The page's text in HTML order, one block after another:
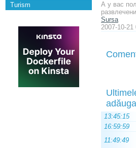
Turism
А у вас
Sursa
2007-10-21
13:45:15
16:59:59
11:49:49